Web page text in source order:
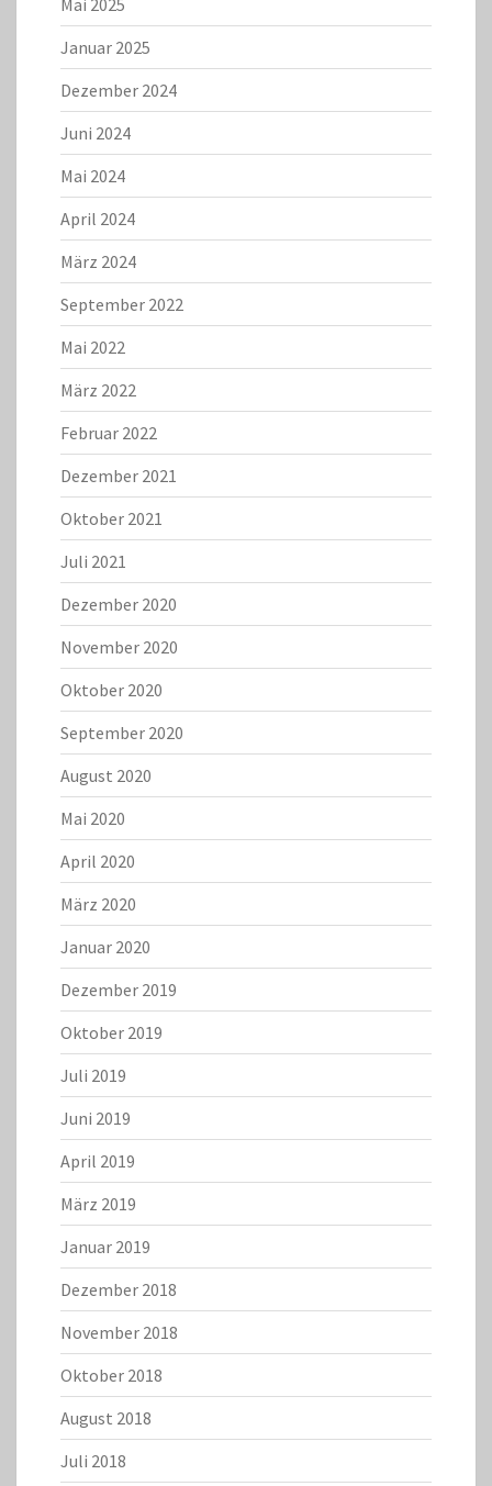
Mai 2025
Januar 2025
Dezember 2024
Juni 2024
Mai 2024
April 2024
März 2024
September 2022
Mai 2022
März 2022
Februar 2022
Dezember 2021
Oktober 2021
Juli 2021
Dezember 2020
November 2020
Oktober 2020
September 2020
August 2020
Mai 2020
April 2020
März 2020
Januar 2020
Dezember 2019
Oktober 2019
Juli 2019
Juni 2019
April 2019
März 2019
Januar 2019
Dezember 2018
November 2018
Oktober 2018
August 2018
Juli 2018